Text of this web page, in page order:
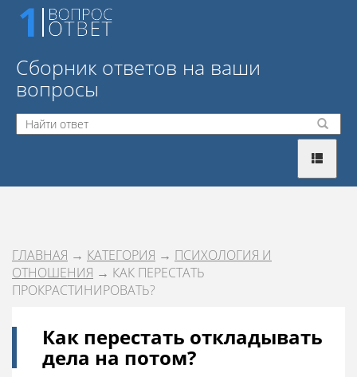
Сборник ответов на ваши
вопросы
ГЛАВНАЯ → КАТЕГОРИЯ → ПСИХОЛОГИЯ И
ОТНОШЕНИЯ → КАК ПЕРЕСТАТЬ
ПРОКРАСТИНИРОВАТЬ?
Как перестать откладывать
дела на потом?